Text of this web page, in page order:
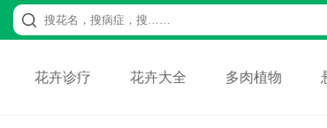
花卉诊疗 花卉大全 多肉植物